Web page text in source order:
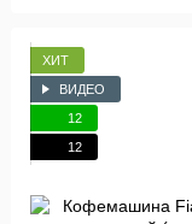
ХИТ
ВИДЕО
12
12